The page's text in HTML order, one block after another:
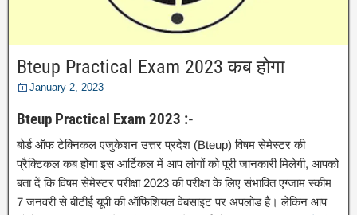
Bteup Practical Exam 2023 कब होगा
January 2, 2023
Bteup Practical Exam 2023 :-
बोर्ड ऑफ टेक्निकल एजुकेशन उत्तर प्रदेश (Bteup) विषम सेमेस्टर की
प्रैक्टिकल कब होगा इस आर्टिकल में आप लोगों को पूरी जानकारी मिलेगी, आपको
बता दें कि विषम सेमेस्टर परीक्षा 2023 की परीक्षा के लिए संभावित एग्जाम स्कीम
7 जनवरी से बीटीई यूपी की ऑफिशियल वेबसाइट पर अपलोड है। लेकिन आप